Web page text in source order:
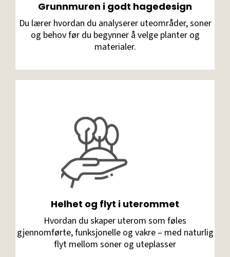
Grunnmuren i godt hagedesign
Du lærer hvordan du analyserer uteområder, soner
og behov før du begynner å velge planter og
materialer.
Helhet og flyt i uterommet
Hvordan du skaper uterom som føles
gjennomførte, funksjonelle og vakre – med naturlig
flyt mellom soner og uteplasser